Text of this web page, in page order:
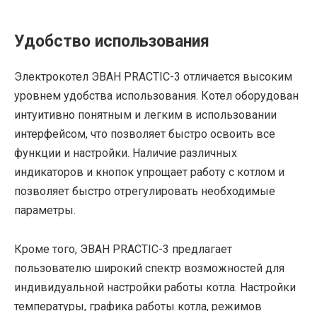
Удобство использования
Электрокотел ЭВАН PRACTIC-3 отличается высоким
уровнем удобства использования. Котел оборудован
интуитивно понятным и легким в использовании
интерфейсом, что позволяет быстро освоить все
функции и настройки. Наличие различных
индикаторов и кнопок упрощает работу с котлом и
позволяет быстро отрегулировать необходимые
параметры.
Кроме того, ЭВАН PRACTIC-3 предлагает
пользователю широкий спектр возможностей для
индивидуальной настройки работы котла. Настройки
температуры, графика работы котла, режимов